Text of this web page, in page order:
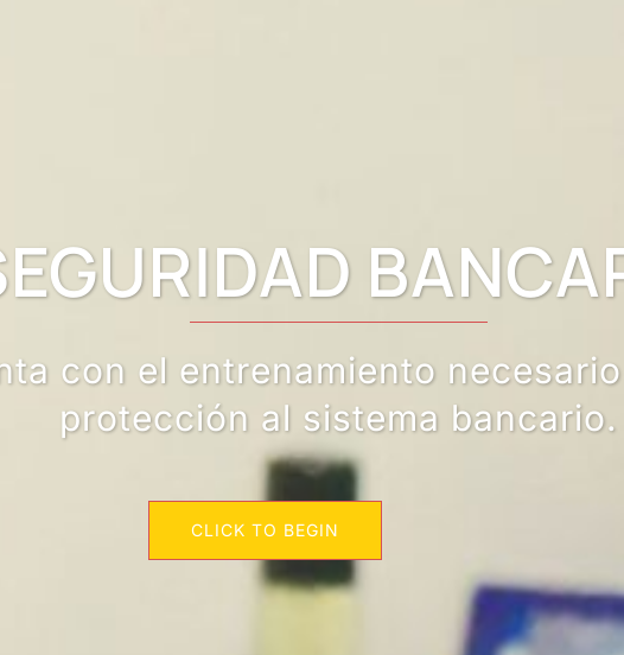
el entrenamiento necesario
protección al sistema bancario.
CLICK TO BEGIN